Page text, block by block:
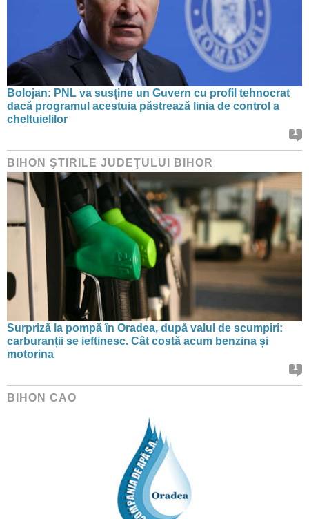
Bolojan: PNL va susține un Guvern cu profil tehnocrat
dacă programul acestuia păstrează linia de control a
cheltuielilor
1
BIHON ŞTIRILE JUDEŢULUI BIHOR
Surpriză la pompă în Oradea, după valul de scumpiri:
carburanții se ieftinesc. Cât costă acum benzina și
motorina
1
BIHON CAO